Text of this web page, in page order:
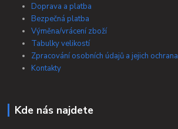
Doprava a platba
Bezpečná platba
Výměna/vrácení zboží
Tabulky velikostí
Zpracování osobních údajů a jejich ochrana
Kontakty
Kde nás najdete